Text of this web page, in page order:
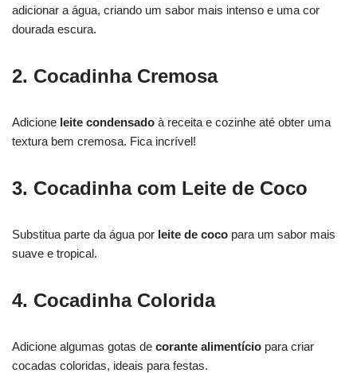
adicionar a água, criando um sabor mais intenso e uma cor
dourada escura.
2. Cocadinha Cremosa
Adicione leite condensado à receita e cozinhe até obter uma
textura bem cremosa. Fica incrível!
3. Cocadinha com Leite de Coco
Substitua parte da água por leite de coco para um sabor mais
suave e tropical.
4. Cocadinha Colorida
Adicione algumas gotas de corante alimentício para criar
cocadas coloridas, ideais para festas.